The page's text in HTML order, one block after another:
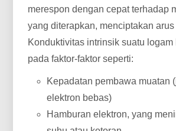
merespon dengan cepat terhadap
yang diterapkan, menciptakan arus
Konduktivitas intrinsik suatu logam
pada faktor-faktor seperti:
Kepadatan pembawa muatan
elektron bebas)
Hamburan elektron, yang